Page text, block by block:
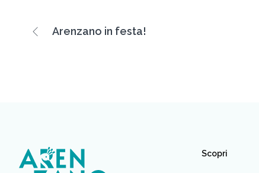
Arenzano in festa!
Scopri